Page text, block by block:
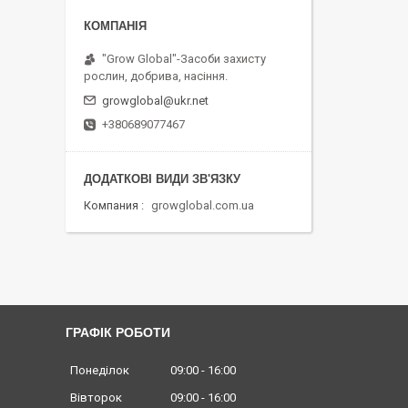
"Grow Global"-Засоби захисту
рослин, добрива, насіння.
growglobal@ukr.net
+380689077467
Компания growglobal.com.ua
ГРАФІК РОБОТИ
Понеділок 09:00
16:00
Вівторок
09:00 16:00